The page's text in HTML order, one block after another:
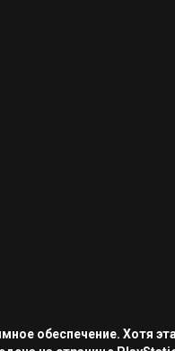
обеспечение. Хотя